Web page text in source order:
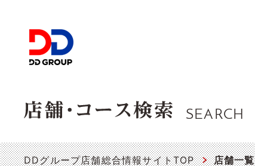
SEARCH
DDグループ店舗総合情報サイトTOP 店舗一覧